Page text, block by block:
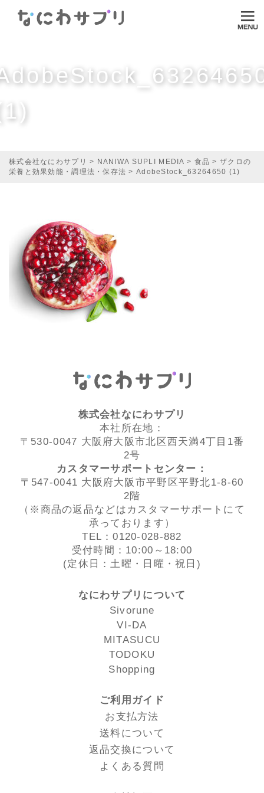
なにわサプリについて
TODOKU
ご利用ガイド
オンラインダイエット
株式会社なにわサプリ > NANIWA SUPLI MEDIA > 食品 > ザクロの
栄養と効果効能・調理法・保存法 >AdobeStock_63264650 (1)
株式会社なにわサプリ
本社所在地：
〒530-0047 大阪府大阪市北区西天満4丁目1番
2号
カスタマーサポートセンター：
〒547-0041 大阪府大阪市平野区平野北1-8-60
2階
（※商品の返品などはカスタマーサポートにて
承っております）
TEL：0120-028-882
受付時間：10:00～18:00
(定休日：土曜・日曜・祝日)
なにわサプリについて
Sivorune
VI-DA
MITASUCU
TODOKU
Shopping
ご利用ガイド
お支払方法
送料について
返品交換について
よくある質問